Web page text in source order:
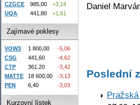
Daniel
Poslední
CZGCE
985,00
+3,14
UQA
441,80 +1,61
Zajímavé poklesy
VOW3 1 800,00
-5,06
CSG
441,60
-4,62
CTP
361,20
-3,42
MATTE
18 600,00
-3,13
PEN
6,40 -3,03
Kurzovní lístek